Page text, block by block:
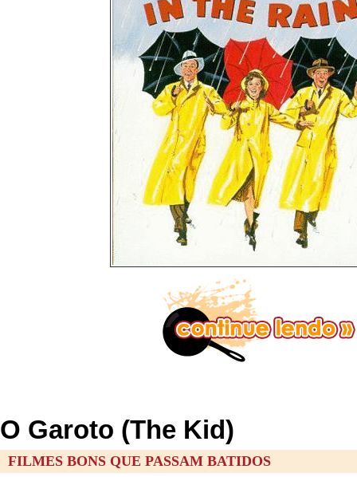
O Garoto (The Kid)
FILMES BONS QUE PASSAM BATIDOS